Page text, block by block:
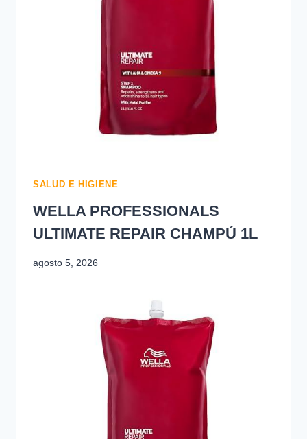
SALUD E HIGIENE
WELLA PROFESSIONALS
ULTIMATE REPAIR CHAMPÚ 1L
agosto 5, 2026